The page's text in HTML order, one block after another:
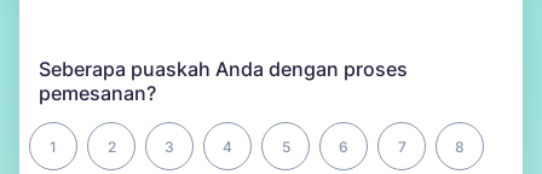
Seberapa puaskah Anda dengan proses
pemesanan?
1 2 3 4 5 6 7 8
1 is Tidak puas, 10 is Sangat puas